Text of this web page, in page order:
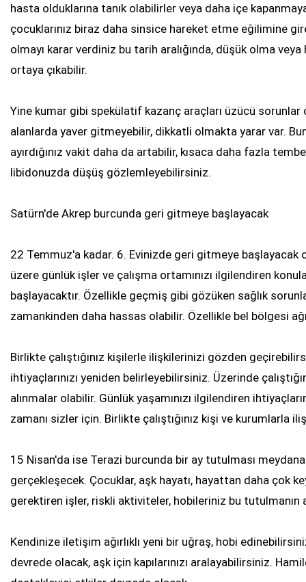
hasta olduklarına tanık olabilirler veya daha içe
çocuklarınız biraz daha sinsice hareket etme eğilimine
olmayı karar verdiniz bu tarih aralığında, düşük olma
ortaya çıkabilir.
Yine kumar gibi spekülatif kazanç araçları üzücü sorunlar
alanlarda yaver gitmeyebilir, dikkatli olmakta yarar var.
ayırdığınız vakit daha da artabilir, kısaca daha fazla
libidonuzda düşüş gözlemleyebilirsiniz.
Satürn'de Akrep burcunda geri gitmeye başlayacak
22 Temmuz'a kadar. 6. Evinizde geri gitmeye başlayacak
üzere günlük işler ve çalışma ortamınızı ilgilendiren
başlayacaktır. Özellikle geçmiş gibi gözüken sağlık
zamankinden daha hassas olabilir. Özellikle bel bölgesi
Birlikte çalıştığınız kişilerle ilişkilerinizi gözden
ihtiyaçlarınızı yeniden belirleyebilirsiniz. Üzerinde
alınmalar olabilir. Günlük yaşamınızı ilgilendiren
zamanı sizler için. Birlikte çalıştığınız kişi ve kurumlarla
15 Nisan'da ise Terazi burcunda bir ay tutulması
gerçekleşecek. Çocuklar, aşk hayatı, hayattan daha çok
gerektiren işler, riskli aktiviteler, hobileriniz bu tutulmanın
Kendinize iletişim ağırlıklı yeni bir uğraş, hobi
devrede olacak, aşk için kapılarınızı aralayabilirsiniz.